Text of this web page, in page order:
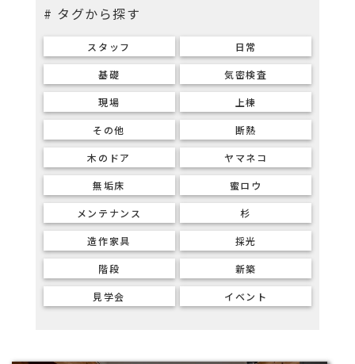
# タグから探す
スタッフ 日常
基礎 気密検査
現場 上棟
その他 断熱
木のドア ヤマネコ
無垢床 蜜ロウ
メンテナンス 杉
造作家具 採光
階段 新築
見学会 イベント